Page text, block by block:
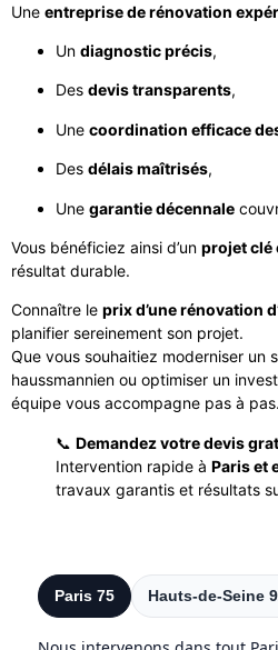
Une entreprise de rénovation
Un diagnostic précis,
Des devis transparents,
Une coordination efficace
Des délais maîtrisés,
Une garantie décennale
Vous bénéficiez ainsi d’un projet clé
résultat durable.
Connaître le prix d’une rénovation
planifier sereinement son projet.
Que vous souhaitiez moderniser un
haussmannien ou optimiser un
équipe vous accompagne pas à pas.
📞 Demandez votre devis
Intervention rapide à Paris et
travaux garantis et résultats
Zones
Paris 75 Hauts-de-Seine